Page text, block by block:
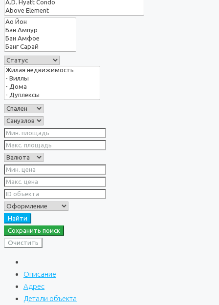
Найти
Сохранить поиск
Очистить
Описание
Адрес
Детали объекта